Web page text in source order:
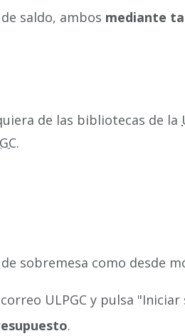
saldo, ambos mediante
de las bibliotecas de la
.
sobremesa como desde
ULPGC y pulsa "Iniciar
.